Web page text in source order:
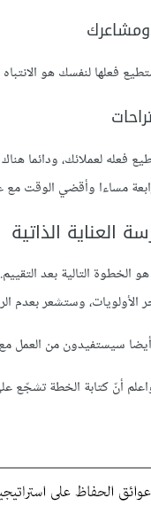
فعلها لنفسك هو
فعله لعملائك، ودائما
مساءا وأقضي الوقت مع
العناية الذاتية
التالية بعد
وستشعر بعدم
سيستفيدون من
أنّ كتابة الخطة تشجّع